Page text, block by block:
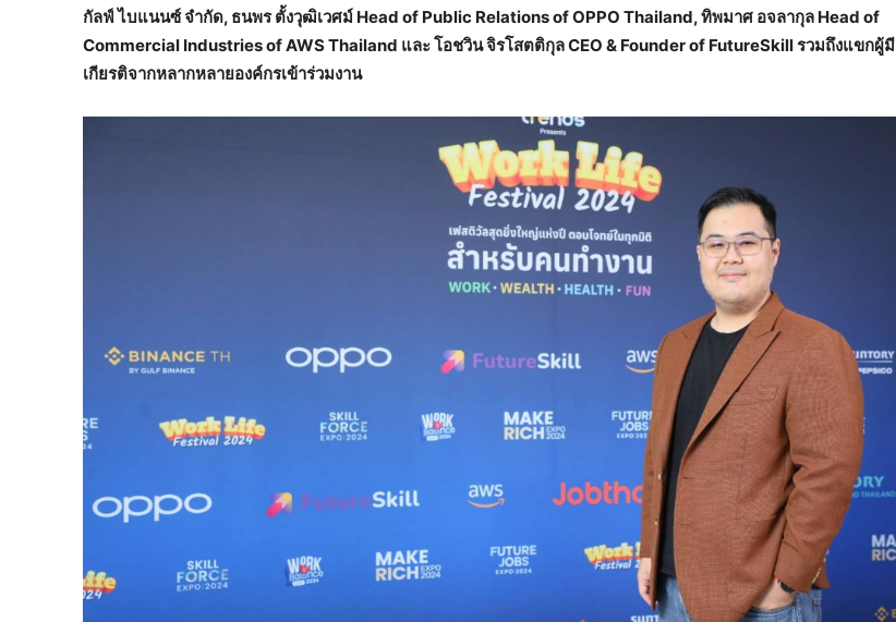
กัลฟ์ ไบแนนซ์ จำกัด, ธนพร ตั้งวุฒิเวศม์ Head of Public Relations of OPPO Thailand, ทิพมาศ อจลากุล Head of
Commercial Industries of AWS Thailand และ โอชวิน จิรโสตติกุล CEO & Founder of FutureSkill รวมถึงแขกผู้มี
เกียรติจากหลากหลายองค์กรเข้าร่วมงาน